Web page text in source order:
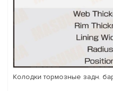
Колодки тормозные задн.